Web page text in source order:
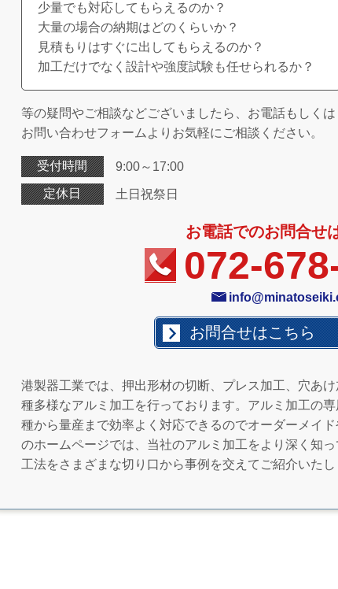
少量でも対応してもらえるのか？
大量の場合の納期はどのくらいか？
見積もりはすぐに出してもらえるのか？
加工だけでなく設計や強度試験も任せられるか？
等の疑問やご相談などございましたら、お電話もしくは
お問い合わせフォームよりお気軽にご相談ください。
受付時間 9:00～17:00
定休日 土日祝祭日
お電話でのお問合せ
072-
お問合せはこちら
港製器工業では、押出形材の切断、プレス加工、穴あ
種多様なアルミ加工を行っております。アルミ加工の
種から量産まで効率よく対応できるのでオーダーメイ
のホームページでは、当社のアルミ加工をより深く知
工法をさまざまな切り口から事例を交えてご紹介いた